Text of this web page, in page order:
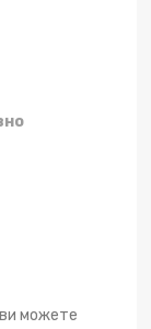
ви можете